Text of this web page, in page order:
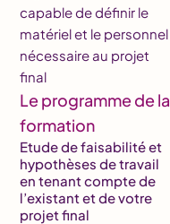
capable de définir le
matériel et le personnel
nécessaire au projet
final
Le programme de la
formation
Etude de faisabilité et
hypothèses de travail
en tenant compte de
l’existant et de votre
projet final